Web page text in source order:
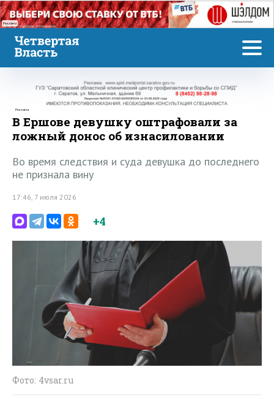
Реклама
Реклама
В Ершове девушку оштрафовали за
ложный донос об изнасиловании
Во время следствия и суда девушка до последнего
не признала вину
17:46, 7 июля 2026
+4
Фото: 4vsar.ru